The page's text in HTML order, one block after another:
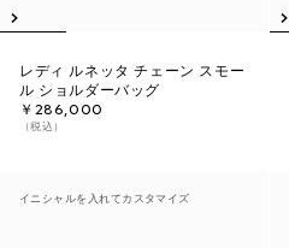
レディ ルネッタ チェーン スモー
ル ショルダーバッグ
￥286,000
（税込）
イニシャルを入れてカスタマイズ